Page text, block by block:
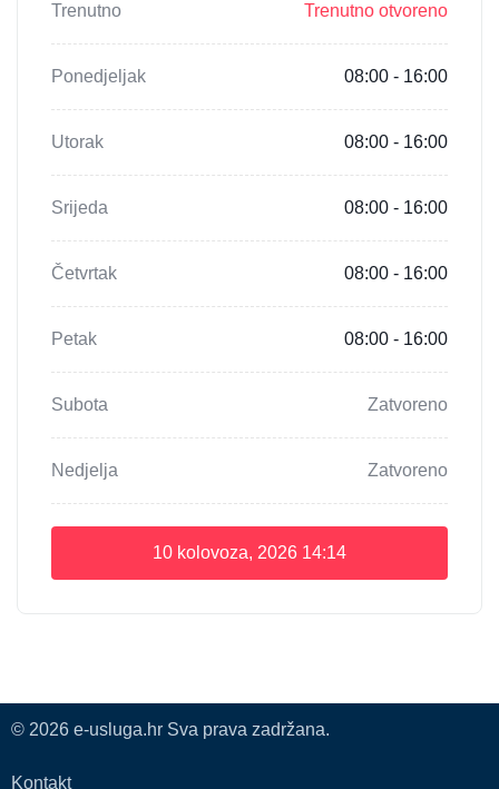
Trenutno Trenutno otvoreno
Ponedjeljak 08:00 - 16:00
Utorak 08:00 - 16:00
Srijeda 08:00 - 16:00
Četvrtak 08:00 - 16:00
Petak 08:00 - 16:00
Subota Zatvoreno
Nedjelja Zatvoreno
10 kolovoza, 2026 14:14
© 2026 e-usluga.hr Sva prava zadržana.
Kontakt